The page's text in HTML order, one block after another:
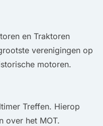
en Traktoren
verenigingen op
motoren.
Treffen. Hierop
over het MOT.